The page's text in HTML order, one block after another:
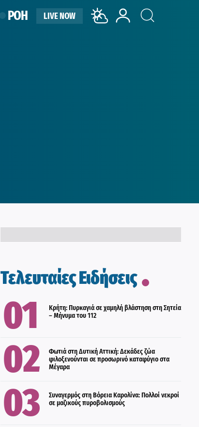
LIVE NOW
ΡΟΗ
Τελευταίες Ειδήσεις
Κρήτη: Πυρκαγιά σε χαμηλή βλάστηση στη Σητεία
– Μήνυμα του 112
ΕΛΛΑΔΑ
Φωτιά στη Δυτική Αττική: Δεκάδες ζώα
φιλοξενούνται σε προσωρινό καταφύγιο στα
Μέγαρα
ΑΣΤΥΝΟΜΙΚΑ
Συναγερμός στη Βόρεια Καρολίνα: Πολλοί νεκροί
σε μαζικούς πυροβολισμούς
ΕΛΛΑΔΑ